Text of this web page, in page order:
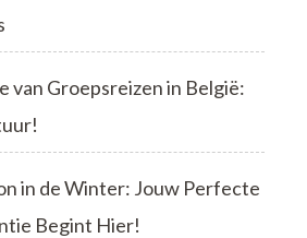
van Groepsreizen in België:
in de Winter: Jouw Perfecte
Begint Hier!